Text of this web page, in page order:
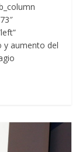
y aumento del